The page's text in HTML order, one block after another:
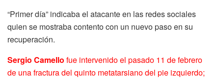
“Primer día” indicaba el atacante en las redes sociales
quien se mostraba contento con un nuevo paso en su
recuperación.
Sergio Camello fue intervenido el pasado 11 de febrero
de una fractura del quinto metatarsiano del pie izquierdo;